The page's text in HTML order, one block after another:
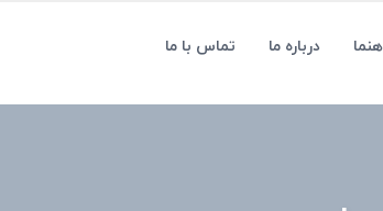
درباره ما تماس با ما